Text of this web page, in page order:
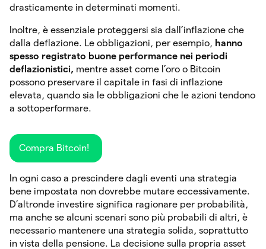
drasticamente in determinati momenti.
Inoltre, è essenziale proteggersi sia dall’inflazione che
dalla deflazione. Le obbligazioni, per esempio, hanno
spesso registrato buone performance nei periodi
deflazionistici, mentre asset come l’oro o Bitcoin
possono preservare il capitale in fasi di inflazione
elevata, quando sia le obbligazioni che le azioni tendono
a sottoperformare.
Compra Bitcoin!
In ogni caso a prescindere dagli eventi una strategia
bene impostata non dovrebbe mutare eccessivamente.
D’altronde investire significa ragionare per probabilità,
ma anche se alcuni scenari sono più probabili di altri, è
necessario mantenere una strategia solida, soprattutto
in vista della pensione. La decisione sulla propria asset